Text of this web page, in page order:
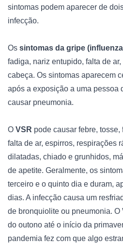
sintomas podem aparecer de
infecção.
Os sintomas da gripe
fadiga, nariz entupido, falta de
cabeça. Os sintomas aparecem
após a exposição a uma pessoa
causar pneumonia.
O VSR pode causar febre,
falta de ar, espirros, respirações
dilatadas, chiado e grunhidos,
de apetite. Geralmente, os
terceiro e o quinto dia e duram,
dias. A infecção causa um
de bronquiolite ou pneumonia. O
do outono até o início da
pandemia fez com que algo